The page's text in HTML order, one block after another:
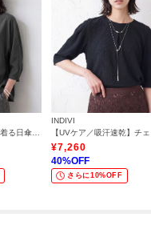
INDIVI
¥7,260
40%OFF
さらに10%OFF